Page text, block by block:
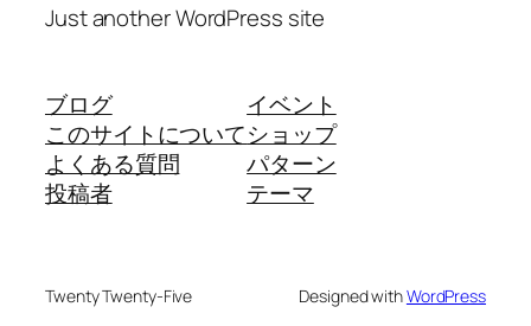
Just another WordPress site
ブログ
このサイトについて
よくある質問
投稿者
イベント
ショップ
パターン
テーマ
Twenty Twenty-Five Designed withWordPress